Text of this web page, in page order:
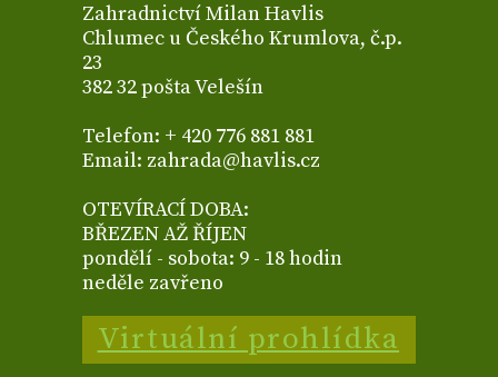
Zahradnictví Milan Havlis
Chlumec u Českého Krumlova, č.p.
23
382 32 pošta Velešín
Telefon: + 420 776 881 881
Email: zahrada@havlis.cz
OTEVÍRACÍ DOBA:
BŘEZEN AŽ ŘÍJEN
pondělí - sobota: 9 - 18 hodin
neděle zavřeno
Virtuální prohlídka